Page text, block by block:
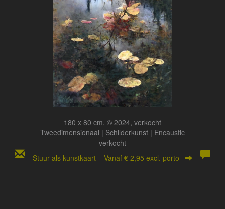
180 x 80 cm, © 2024, verkocht
Tweedimensionaal | Schilderkunst | Encaustic
verkocht
Stuur als kunstkaart Vanaf € 2,95 excl. porto